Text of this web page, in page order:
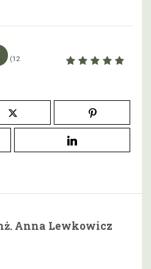
(12
Anna Lewkowicz